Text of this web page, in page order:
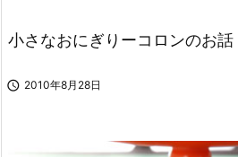
小さなおにぎりーコロンのお話
 2010年8月28日